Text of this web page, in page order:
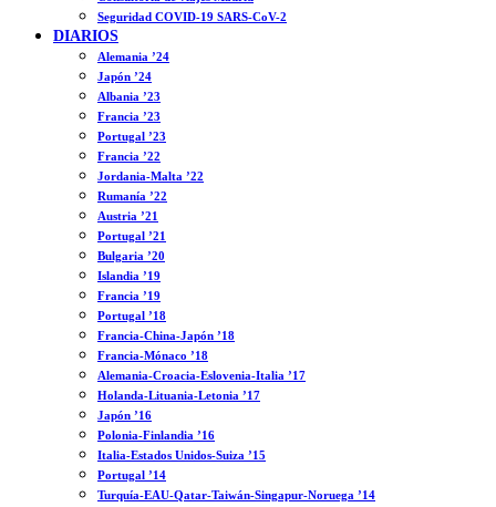
Seguridad COVID-19 SARS-CoV-2
DIARIOS
Alemania ’24
Japón ’24
Albania ’23
Francia ’23
Portugal ’23
Francia ’22
Jordania-Malta ’22
Rumanía ’22
Austria ’21
Portugal ’21
Bulgaria ’20
Islandia ’19
Francia ’19
Portugal ’18
Francia-China-Japón ’18
Francia-Mónaco ’18
Alemania-Croacia-Eslovenia-Italia ’17
Holanda-Lituania-Letonia ’17
Japón ’16
Polonia-Finlandia ’16
Italia-Estados Unidos-Suiza ’15
Portugal ’14
Turquía-EAU-Qatar-Taiwán-Singapur-Noruega ’14